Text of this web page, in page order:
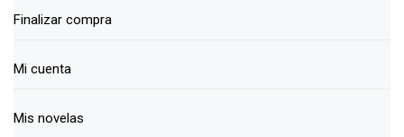
Finalizar compra
Mi cuenta
Mis novelas